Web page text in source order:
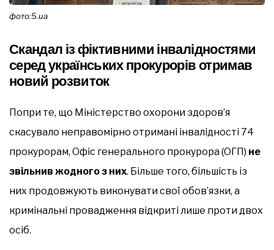
фото:5.ua
Скандал із фіктивними інвалідностями
серед українських прокурорів отримав
новий розвиток
Попри те, що Міністерство охорони здоров’я
скасувало неправомірно отримані інвалідності 74
прокурорам, Офіс генерального прокурора (ОГП) не
звільнив жодного з них. Більше того, більшість із
них продовжують виконувати свої обов’язки, а
кримінальні провадження відкриті лише проти двох
осіб.